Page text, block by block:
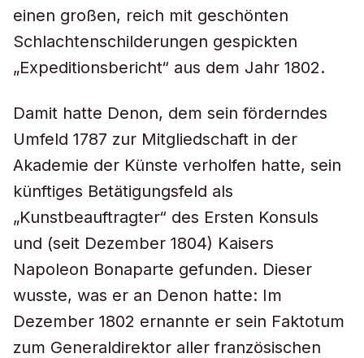
einen großen, reich mit geschönten
Schlachtenschilderungen gespickten
„Expeditionsbericht“ aus dem Jahr 1802.
Damit hatte Denon, dem sein förderndes
Umfeld 1787 zur Mitgliedschaft in der
Akademie der Künste verholfen hatte, sein
künftiges Betätigungsfeld als
„Kunstbeauftragter“ des Ersten Konsuls
und (seit Dezember 1804) Kaisers
Napoleon Bonaparte gefunden. Dieser
wusste, was er an Denon hatte: Im
Dezember 1802 ernannte er sein Faktotum
zum Generaldirektor aller französischen